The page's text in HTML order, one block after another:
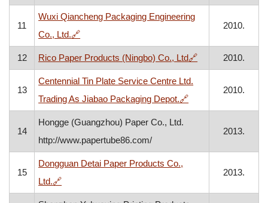
11
Wuxi Qiancheng Packaging Engineering
Co., Ltd.🔗, otvara se u novom prozoru
2010.
12 Rico Paper Products (Ningbo) Co., Ltd🔗, otvara se u
2010.
13
Centennial Tin Plate Service Centre Ltd.
Trading As Jiabao Packaging Depot.🔗, otvara se u novom
2010.
14
Hongge (Guangzhou) Paper Co., Ltd.
http://www.papertube86.com/
2013.
15
Dongguan Detai Paper Products Co.,
Ltd.🔗, otvara se u novom prozoru
2013.